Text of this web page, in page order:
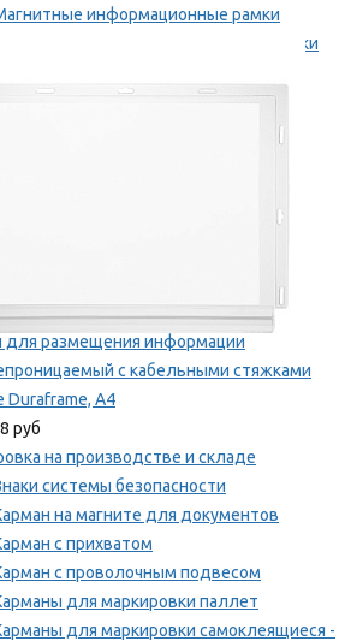
информационные рамки
Самоклеящиеся информационные рамки
для размещения информации
с кабельными стяжками
Duraframe, А4
руб
на производстве и складе
системы безопасности
на магните для документов
с прихватом
с проволочным подвесом
для маркировки паллет
для маркировки самоклеящиеся -